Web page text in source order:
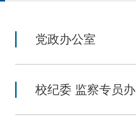
党政办公室
校纪委 监察专员办